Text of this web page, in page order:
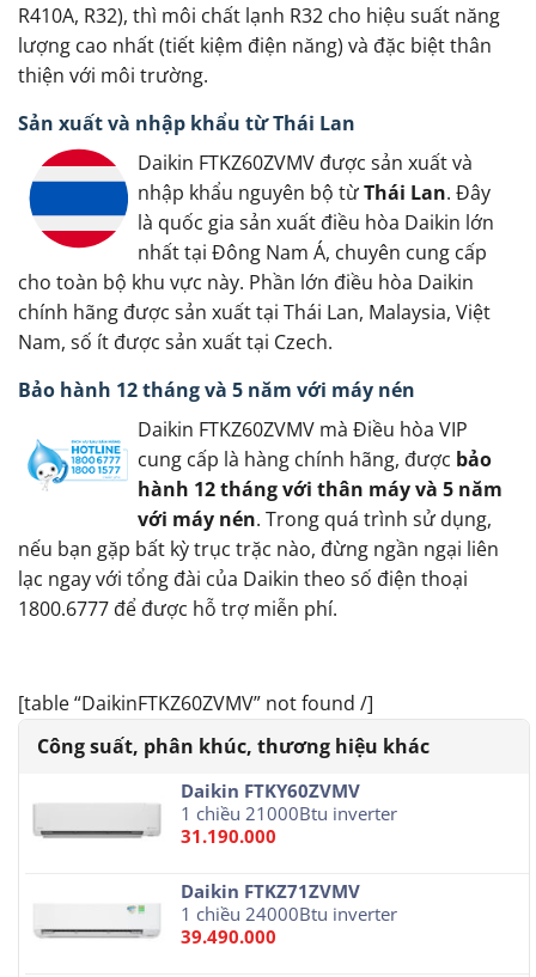
R410A, R32), thì môi chất lạnh R32 cho hiệu suất năng
lượng cao nhất (tiết kiệm điện năng) và đặc biệt thân
thiện với môi trường.
Sản xuất và nhập khẩu từ Thái Lan
Daikin FTKZ60ZVMV được sản xuất và
nhập khẩu nguyên bộ từThái Lan. Đây
là quốc gia sản xuất điều hòa Daikin lớn
nhất tại Đông Nam Á, chuyên cung cấp
cho toàn bộ khu vực này. Phần lớn điều hòa Daikin
chính hãng được sản xuất tại Thái Lan, Malaysia, Việt
Nam, số ít được sản xuất tại Czech.
Bảo hành 12 tháng và 5 năm với máy nén
Daikin FTKZ60ZVMV mà Điều hòa VIP
cung cấp là hàng chính hãng, được bảo
hành 12 tháng với thân máy và 5 năm
với máy nén. Trong quá trình sử dụng,
nếu bạn gặp bất kỳ trục trặc nào, đừng ngần ngại liên
lạc ngay với tổng đài của Daikin theo số điện thoại
1800.6777 để được hỗ trợ miễn phí.
[table “DaikinFTKZ60ZVMV” not found /]
Daikin FTKY60ZVMV
1 chiều 21000Btu inverter
31.190.000
Daikin FTKZ71ZVMV
1 chiều 24000Btu inverter
39.490.000